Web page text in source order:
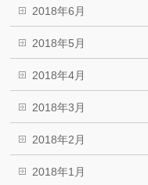
2018年6月
2018年5月
2018年4月
2018年3月
2018年2月
2018年1月